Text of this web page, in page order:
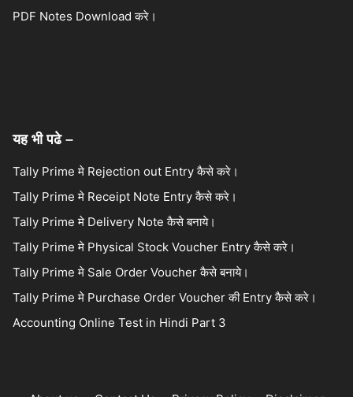
PDF Notes Download करे।
यह भी पढे –
Tally Prime मे Rejection out Entry कैसे करे।
Tally Prime मे Receipt Note Entry कैसे करे।
Tally Prime मे Delivery Note कैसे बनाये।
Tally Prime मे Physical Stock Voucher Entry कैसे करे।
Tally Prime मे Sale Order Voucher कैसे बनाये।
Tally Prime मे Purchase Order Voucher की Entry कैसे करे।
Accounting Online Test in Hindi Part 3